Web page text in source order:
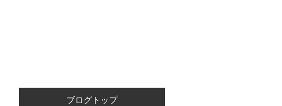
ブログトップ